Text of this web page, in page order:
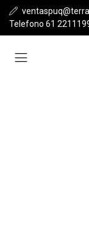
Telefono 61